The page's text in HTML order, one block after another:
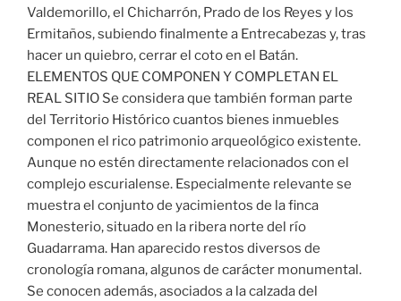
Valdemorillo, el Chicharrón, Prado de los Reyes y los
Ermitaños, subiendo finalmente a Entrecabezas y, tras
hacer un quiebro, cerrar el coto en el Batán.
ELEMENTOS QUE COMPONEN Y COMPLETAN EL
REAL SITIO Se considera que también forman parte
del Territorio Histórico cuantos bienes inmuebles
componen el rico patrimonio arqueológico existente.
Aunque no estén directamente relacionados con el
complejo escurialense. Especialmente relevante se
muestra el conjunto de yacimientos de la finca
Monesterio, situado en la ribera norte del río
Guadarrama. Han aparecido restos diversos de
cronología romana, algunos de carácter monumental.
Se conocen además, asociados a la calzada del